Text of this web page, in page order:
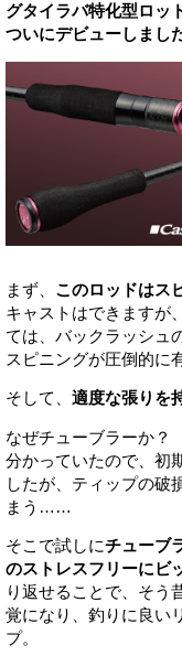
グタイラバ特化型ロッ
ついにデビューしまし
まず、 このロッドはス
キャストはできますが
ては、バックラッシュ
スピニングが圧倒的に
そして、 適度な張りを
なぜチューブラーか？
分かっていたので、初
したが、ティップの破
まう……
そこで試しにチューブ
のストレスフリーにビ
り返せることで、そう
覚になり、釣りに良い
プ。